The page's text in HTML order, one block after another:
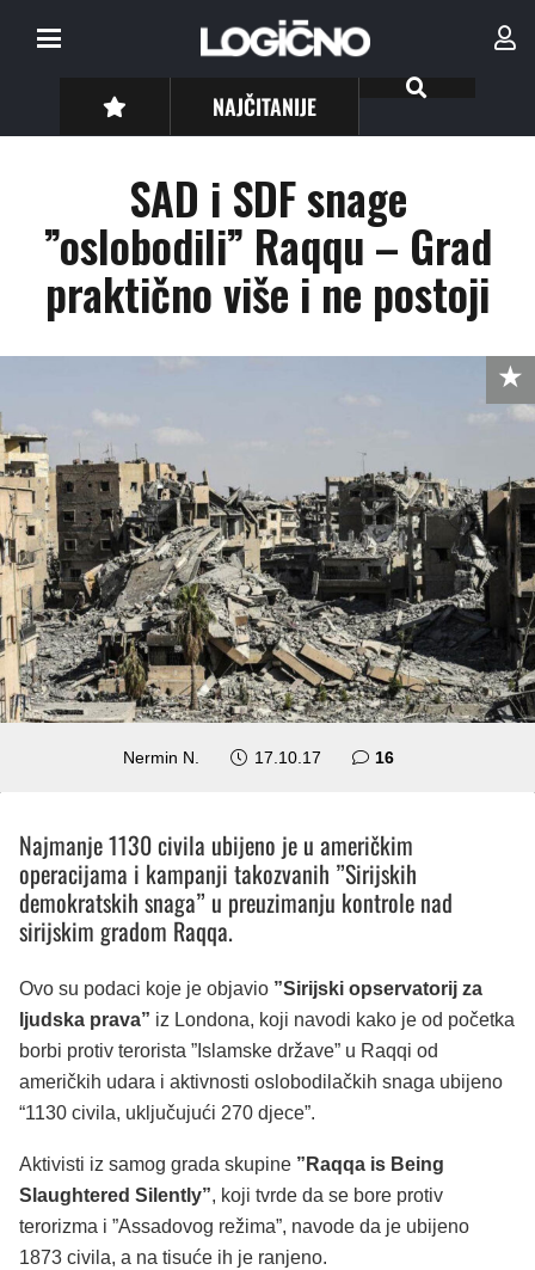
NAJČITANIJE
SAD i SDF snage
”oslobodili” Raqqu – Grad
praktično više i ne postoji
Nermin N. 17.10.17 16komentara
Najmanje 1130 civila ubijeno je u američkim
operacijama i kampanji takozvanih ”Sirijskih
demokratskih snaga” u preuzimanju kontrole nad
sirijskim gradom Raqqa.
Ovo su podaci koje je objavio ”Sirijski opservatorij za
ljudska prava” iz Londona, koji navodi kako je od početka
borbi protiv terorista ”Islamske države” u Raqqi od
američkih udara i aktivnosti oslobodilačkih snaga ubijeno
“1130 civila, uključujući 270 djece”.
Aktivisti iz samog grada skupine ”Raqqa is Being
Slaughtered Silently”, koji tvrde da se bore protiv
terorizma i ”Assadovog režima”, navode da je ubijeno
1873 civila, a na tisuće ih je ranjeno.